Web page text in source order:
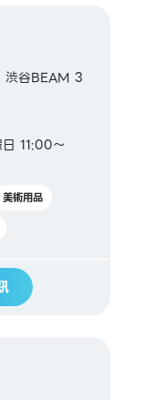
渋谷BEAM 3
11:00～
美術用品